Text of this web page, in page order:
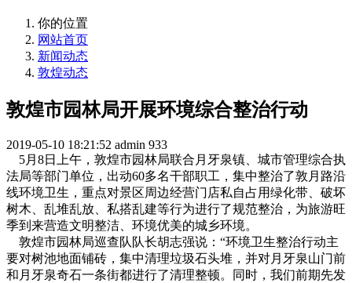
你的位置
网站首页
新闻动态
敦煌动态
敦煌市园林局开展环境综合整治行动
2019-05-10 18:21:52 admin 933
5月8日上午，敦煌市园林局联合月牙泉镇、城市管理综合执
法局等部门单位，出动60多名干部职工，集中整治了敦月路沿
线环境卫生，重点对景区周边经营门店私自占用绿化带、破坏
树木、乱堆乱放、私搭乱建等行为进行了规范整治，为旅游旺
季到来营造文明整洁、环境优美的城乡环境。
敦煌市园林局巡查队队长胡志强说：“环境卫生整治行动主
要对树池地面铺砖，集中清理垃圾石头堆，并对月牙泉山门前
和月牙泉奇石一条街都进行了清理整顿。同时，我们前期先发